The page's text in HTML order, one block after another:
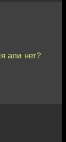
али нет?